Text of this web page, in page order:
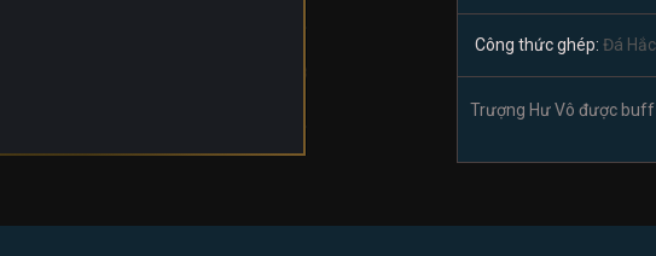
Công thức ghép: Đá
Trượng Hư Vô được